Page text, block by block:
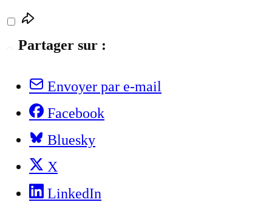
Partager sur :
Envoyer par e-mail
Facebook
Bluesky
X
LinkedIn